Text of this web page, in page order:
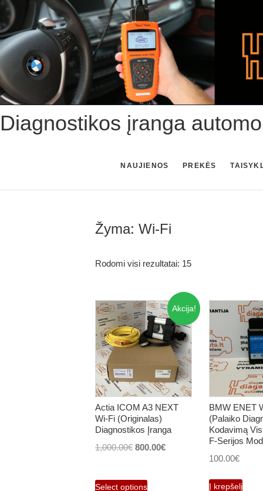
Skip
to
content
Diagnostikos įranga
NAUJIENOS PREKĖS
Žyma: Wi-Fi
Rodomi visi rezultatai: 15
Akcija!
Actia ICOM A3 NEXT
Wi-Fi (Originalas)
Diagnostikos Įranga
1,000.00€ Original
was:
800.00€Current
Select options
BMW ENET
(Palaiko
Kodavimą
F-Serijos
100.00€
Į krepšelį